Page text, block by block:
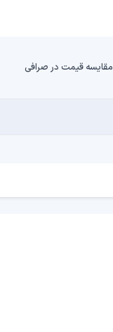
مقایسه قیمت در صرافی